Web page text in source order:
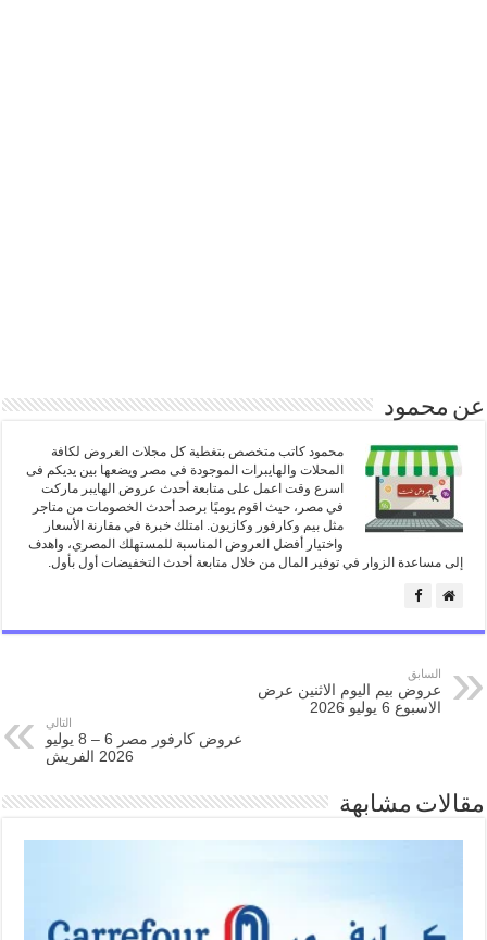
عن محمود
محمود كاتب متخصص بتغطية كل مجلات العروض لكافة
المحلات والهايبرات الموجودة فى مصر ويضعها بين يديكم فى
اسرع وقت اعمل على متابعة أحدث عروض الهايبر ماركت
في مصر، حيث اقوم يوميًا برصد أحدث الخصومات من متاجر
مثل بيم وكارفور وكازيون. امتلك خبرة في مقارنة الأسعار
واختيار أفضل العروض المناسبة للمستهلك المصري، واهدف
إلى مساعدة الزوار في توفير المال من خلال متابعة أحدث التخفيضات أول بأول.
السابق
عروض بيم اليوم الاثنين عرض
الاسبوع 6 يوليو 2026
التالي
عروض كارفور مصر 6 – 8 يوليو
2026 الفريش
مقالات مشابهة